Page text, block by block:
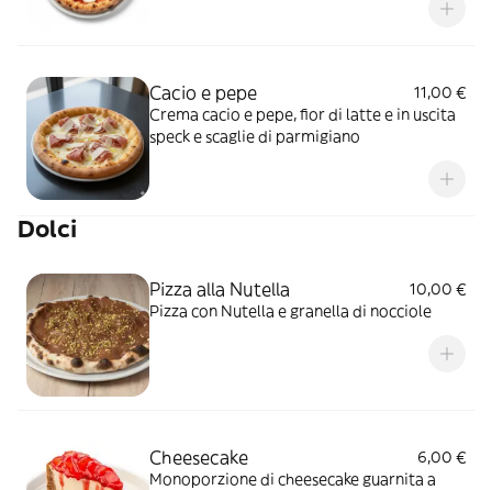
Cacio e pepe
11,00 €
Crema cacio e pepe, fior di latte e in uscita
speck e scaglie di parmigiano
Dolci
Pizza alla Nutella
10,00 €
Pizza con Nutella e granella di nocciole
Cheesecake
6,00 €
Monoporzione di cheesecake guarnita a